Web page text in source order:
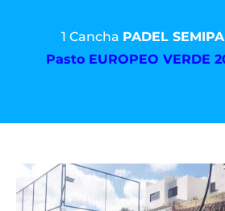
1 Cancha PADEL
Pasto EUROPEO VERDE